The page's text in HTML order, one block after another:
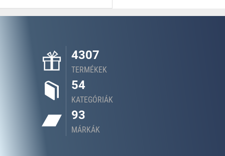
4307
TERMÉKEK
54
KATEGÓRIÁK
93
MÁRKÁK